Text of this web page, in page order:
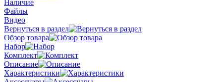
Наличие
Файлы
Видео
Вернуться в раздел
Обзор товара
Набор
Комплект
Описание
Характеристики